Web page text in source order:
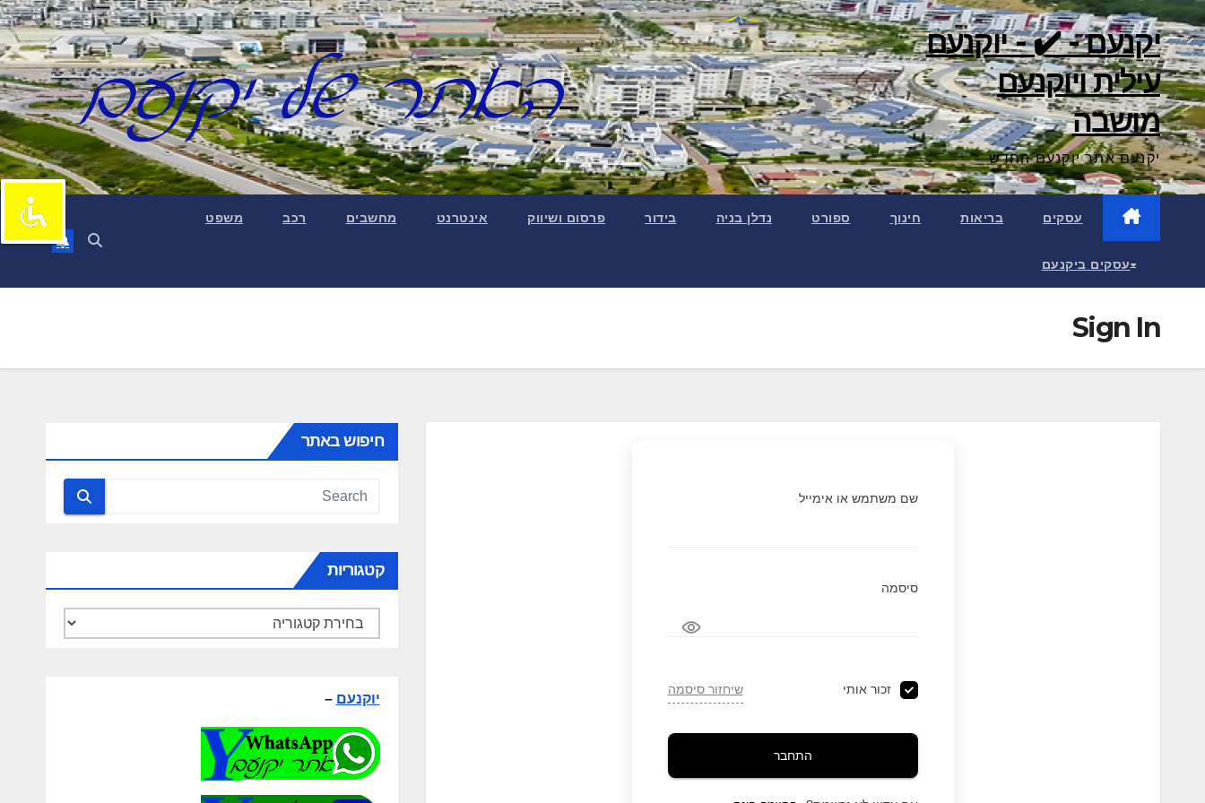
Skip
to
content
יקנעם - ✔️ - יוקנעם
עילית ויוקנעם
מושבה
יקנעם אתר יוקנעם החדש
עסקים בריאות חינוך ספורט נדלן בניה בידור פרסום ושיווק אינטרנט מחשבים רכב משפט
עסקים ביקנעם
Sign In
שם משתמש או אימייל
סיסמה
זכור אותי שיחזור סיסמה
התחבר
חיפוש באתר
קטגוריות
קטגוריות
יוקנעם –